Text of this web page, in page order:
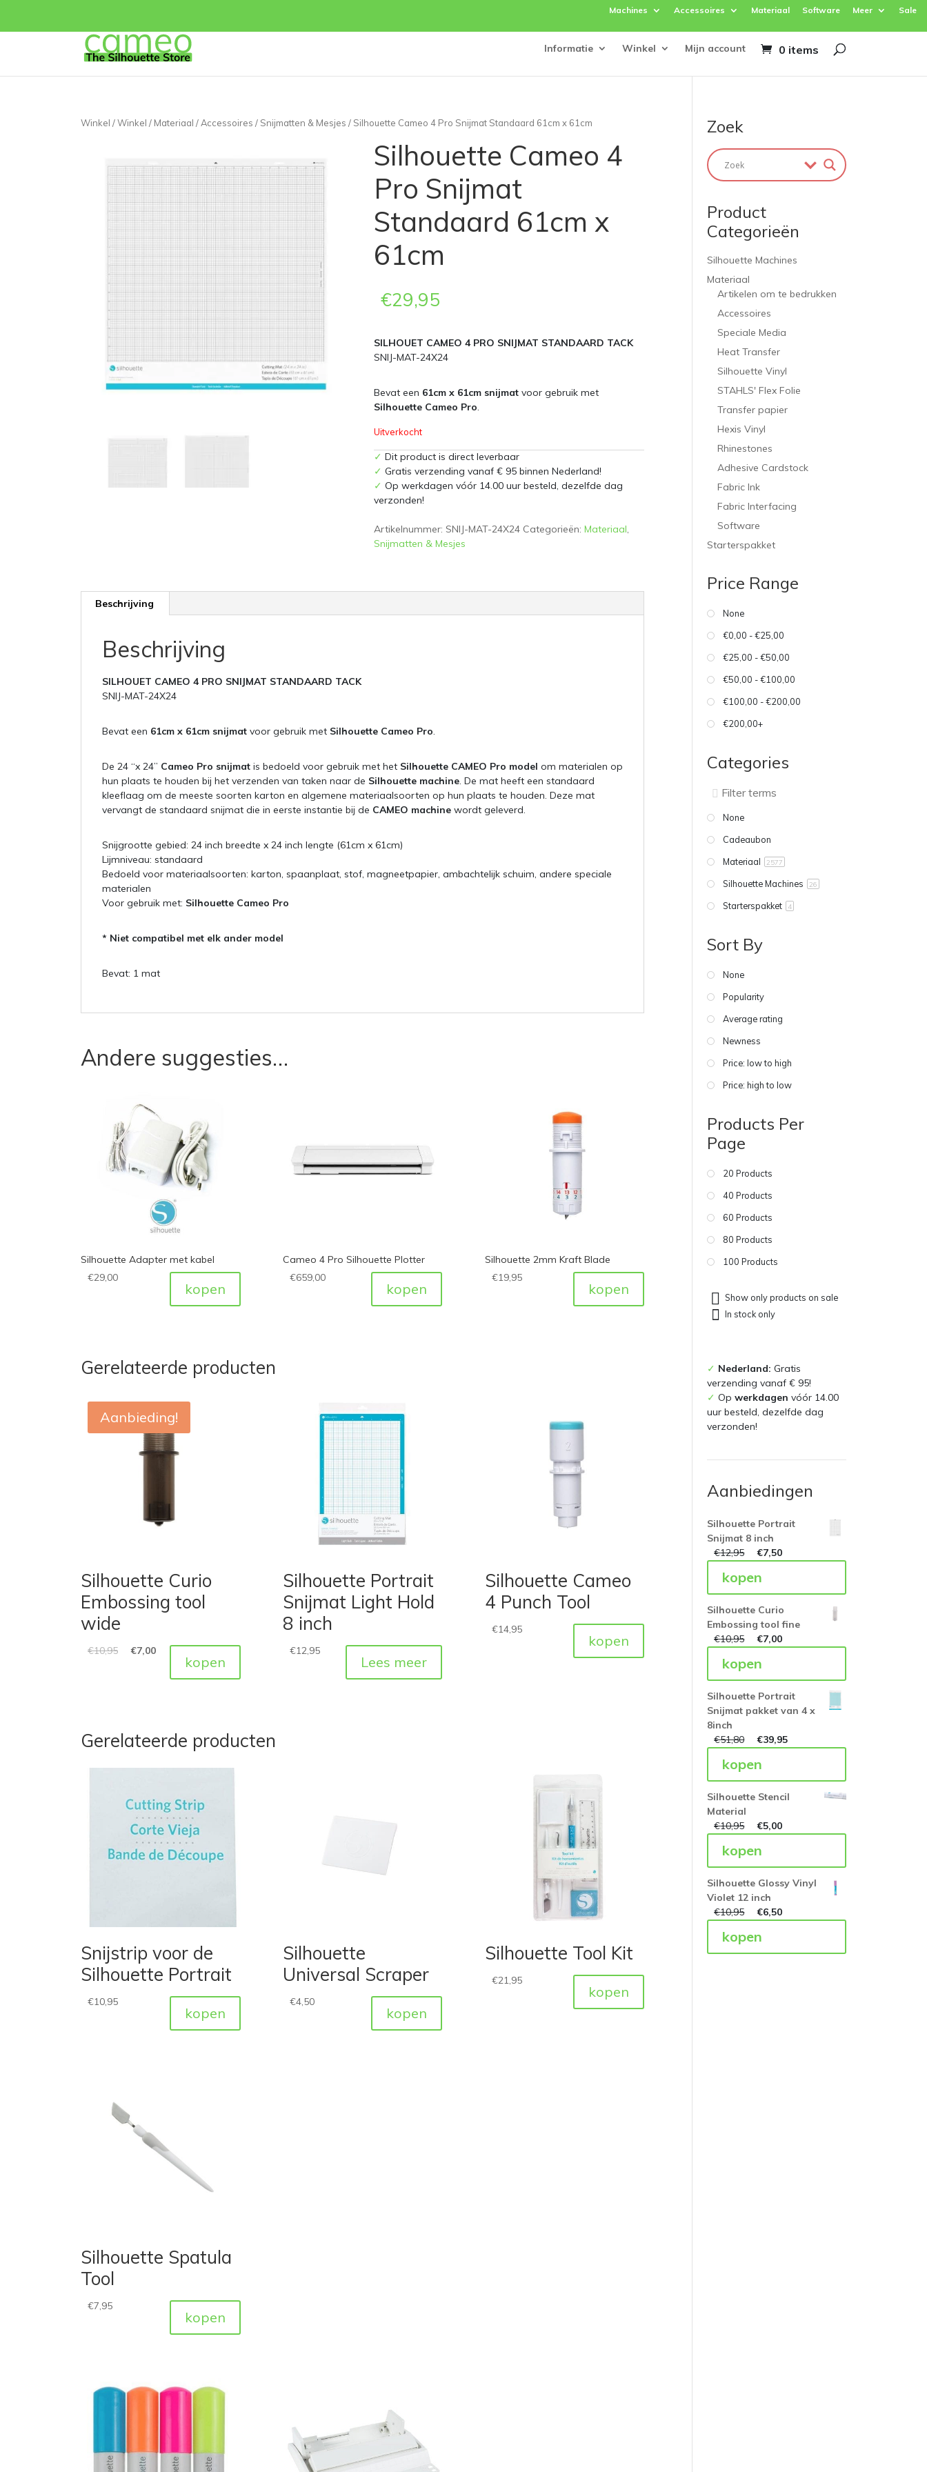
Machines Accessoires Materiaal Software Meer Sale
Informatie Winkel Mijn account 0 items
Winkel /Winkel / Materiaal / Accessoires / Snijmatten & Mesjes / Silhouette Cameo 4 Pro Snijmat Standaard 61cm x 61cm
Silhouette Cameo 4
Pro Snijmat
Standaard 61cm x
61cm
€29,95
SILHOUET CAMEO 4 PRO SNIJMAT STANDAARD TACK
SNIJ-MAT-24X24
Bevat een 61cm x 61cm snijmatvoor gebruik met
Silhouette Cameo Pro.
Uitverkocht
✓ Dit product is direct leverbaar
✓ Gratis verzending vanaf € 95 binnen Nederland!
✓ Op werkdagen vóór 14.00 uur besteld, dezelfde dag
verzonden!
Artikelnummer: SNIJ-MAT-24X24 Categorieën: Materiaal,
Snijmatten & Mesjes
Beschrijving
Beschrijving
SILHOUET CAMEO 4 PRO SNIJMAT STANDAARD TACK
SNIJ-MAT-24X24
Bevat een 61cm x 61cm snijmat voor gebruik met Silhouette Cameo Pro.
De 24 “x 24” Cameo Pro snijmat is bedoeld voor gebruik met het Silhouette CAMEO Pro model om materialen op
hun plaats te houden bij het verzenden van taken naar de Silhouette machine. De mat heeft een standaard
kleeflaag om de meeste soorten karton en algemene materiaalsoorten op hun plaats te houden. Deze mat
vervangt de standaard snijmat die in eerste instantie bij de CAMEO machine wordt geleverd.
Snijgrootte gebied: 24 inch breedte x 24 inch lengte (61cm x 61cm)
Lijmniveau: standaard
Bedoeld voor materiaalsoorten: karton, spaanplaat, stof, magneetpapier, ambachtelijk schuim, andere speciale
materialen
Voor gebruik met: Silhouette Cameo Pro
* Niet compatibel met elk ander model
Bevat: 1 mat
Andere suggesties…
Silhouette Adapter met kabel
€29,00
kopen
Cameo 4 Pro Silhouette Plotter
€659,00
kopen
Silhouette 2mm Kraft Blade
€19,95
kopen
Gerelateerde producten
Aanbieding!
Silhouette Curio
Embossing tool
wide
€10,95 €7,00
kopen
Silhouette Portrait
Snijmat Light Hold
8 inch
€12,95
Lees meer
Silhouette Cameo
4 Punch Tool
€14,95
kopen
Gerelateerde producten
Snijstrip voor de
Silhouette Portrait
€10,95
kopen
Silhouette
Universal Scraper
€4,50
kopen
Silhouette Tool Kit
€21,95
kopen
Silhouette Spatula
Tool
€7,95
kopen
Zoek
Product
Categorieën
Silhouette Machines
Materiaal
Artikelen om te bedrukken
Accessoires
Speciale Media
Heat Transfer
Silhouette Vinyl
STAHLS' Flex Folie
Transfer papier
Hexis Vinyl
Rhinestones
Adhesive Cardstock
Fabric Ink
Fabric Interfacing
Software
Starterspakket
Price Range
None
€0,00 - €25,00
€25,00 - €50,00
€50,00 - €100,00
€100,00 - €200,00
€200,00+
Categories
None
Cadeaubon
Materiaal
2577
Silhouette Machines 26
Starterspakket 4
Sort By
None
Popularity
Average rating
Newness
Price: low to high
Price: high to low
Products Per
Page
20 Products
40 Products
60 Products
80 Products
100 Products
Show only products on sale
In stock only
✓ Nederland:Gratis
verzending vanaf € 95!
✓ Opwerkdagen vóór 14.00
uur besteld, dezelfde dag
verzonden!
Aanbiedingen
Silhouette Portrait
Snijmat 8 inch
€12,95 €7,50
kopen
Silhouette Curio
Embossing tool fine
€10,95 €7,00
kopen
Silhouette Portrait
Snijmat pakket van 4 x
8inch
€51,80 €39,95
kopen
Silhouette Stencil
Material
€10,95 €5,00
kopen
Silhouette Glossy Vinyl
Violet 12 inch
€10,95 €6,50
kopen